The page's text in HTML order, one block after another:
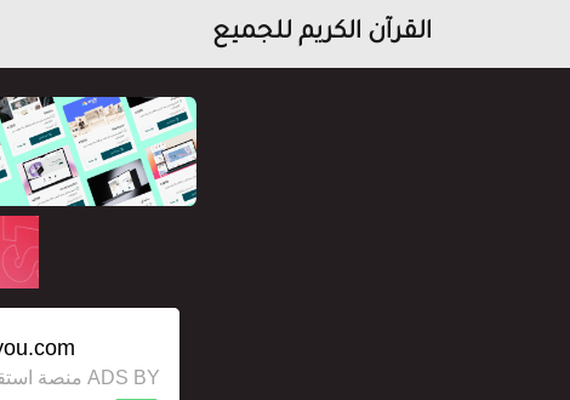
القرآن الكريم للجميع
ADS BY منصة استقل للإعلانات وخدمات السيو